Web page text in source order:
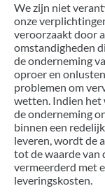
We zijn niet
onze
veroorzaakt door
omstandigheden
de onderneming
oproer en
problemen om
wetten. Indien het
de onderneming
binnen een
leveren, wordt de
tot de waarde van
vermeerderd met
leveringskosten.